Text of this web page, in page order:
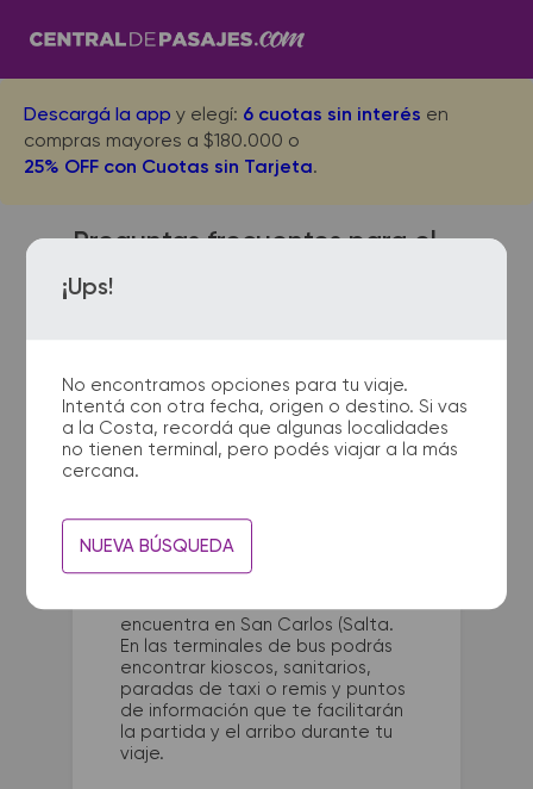
Descargá la app y elegí: 6 cuotas sin interés en
compras mayores a $180.000 o
25% OFF con Cuotas sin Tarjeta.
¡Ups!
No encontramos opciones para tu viaje.
Intentá con otra fecha, origen o destino. Si vas
a la Costa, recordá que algunas localidades
no tienen terminal, pero podés viajar a la más
cercana.
NUEVA BÚSQUEDA
Preguntas frecuentes para el
viaje desde El Carril a San
Carlos
¿Dónde quedan las
terminales de micro de El
Carril a San Carlos?
La terminal de ómnibus de El
encuentra en San Carlos (Salta.
En las terminales de bus podrás
encontrar kioscos, sanitarios,
paradas de taxi o remis y puntos
de información que te facilitarán
la partida y el arribo durante tu
viaje.